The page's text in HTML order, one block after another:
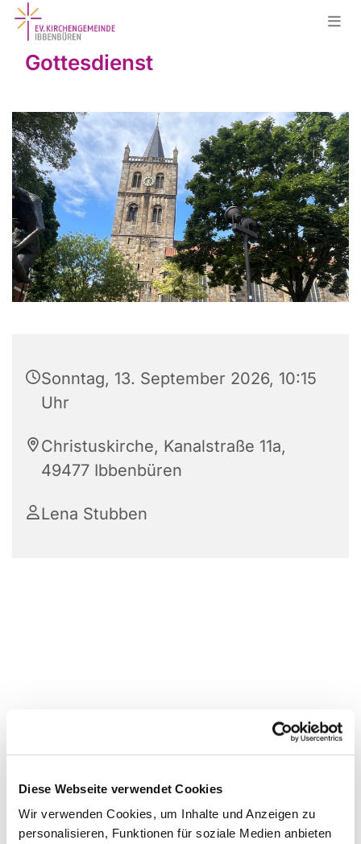
Diese Webseite verwendet Cookies
Wir verwenden Cookies, um Inhalte und Anzeigen zu
personalisieren, Funktionen für soziale Medien anbieten
Gottesdienst
Sonntag, 13. September 2026, 10:15
Uhr
Christuskirche, Kanalstraße 11a,
49477 Ibbenbüren
Lena Stubben